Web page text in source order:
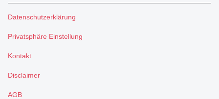
Datenschutzerklärung
Privatsphäre Einstellung
Kontakt
Disclaimer
AGB